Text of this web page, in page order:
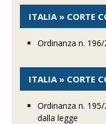
ITALIA » CORTE
Ordinanza n.
ITALIA » CORTE
Ordinanza n.
dalla legge